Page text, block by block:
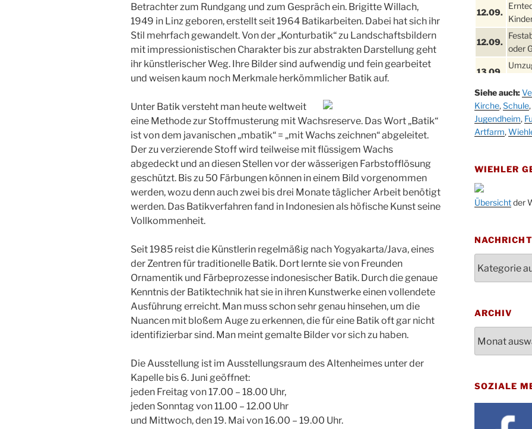
Betrachter zum Rundgang und zum Gespräch ein. Brigitte Willach,
1949 in Linz geboren, erstellt seit 1964 Batikarbeiten. Dabei hat sich ihr
Stil mehrfach gewandelt. Von der „Konturbatik“ zu Landschaftsbildern
mit impressionistischen Charakter bis zur abstrakten Darstellung geht
ihr künstlerischer Weg. Ihre Bilder sind aufwendig und fein gearbeitet
und weisen kaum noch Merkmale herkömmlicher Batik auf.
Unter Batik versteht man heute weltweit
eine Methode zur Stoffmusterung mit Wachsreserve. Das Wort „Batik“
ist von dem javanischen „mbatik“ = „mit Wachs zeichnen“ abgeleitet.
Der zu verzierende Stoff wird teilweise mit flüssigem Wachs
abgedeckt und an diesen Stellen vor der wässerigen Farbstofflösung
geschützt. Bis zu 50 Färbungen können in einem Bild vorgenommen
werden, wozu denn auch zwei bis drei Monate täglicher Arbeit benötigt
werden. Das Batikverfahren fand in Indonesien als höfische Kunst seine
Vollkommenheit.
Seit 1985 reist die Künstlerin regelmäßig nach Yogyakarta/Java, eines
der Zentren für traditionelle Batik. Dort lernte sie von Freunden
Ornamentik und Färbeprozesse indonesischer Batik. Durch die genaue
Kenntnis der Batiktechnik hat sie in ihren Kunstwerke einen vollendete
Ausführung erreicht. Man muss schon sehr genau hinsehen, um die
Nuancen mit bloßem Auge zu erkennen, die für eine Batik oft gar nicht
identifizierbar sind. Man meint gemalte Bilder vor sich zu haben.
Die Ausstellung ist im Ausstellungsraum des Altenheimes unter der
Kapelle bis 6. Juni geöffnet:
jeden Freitag von 17.00 – 18.00 Uhr,
jeden Sonntag von 11.00 – 12.00 Uhr
und Mittwoch, den 19. Mai von 16.00 – 19.00 Uhr.
12.09.
12.09.
oder
13.09.
19.09.
25. u.
26.09.
10-12
09.10.
Kirche
18:00
11.10.
11:00
12.11.
17:00
Siehe auch:
Kirche,Schule,
Jugendheim,
Artfarm,
WIEHLER
Übersichtder
ARCHIV
SOZIALE